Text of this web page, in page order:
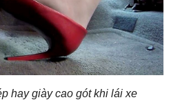
hay giày cao gót khi lái xe